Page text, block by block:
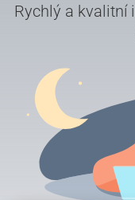
Rychlý a kvalitní